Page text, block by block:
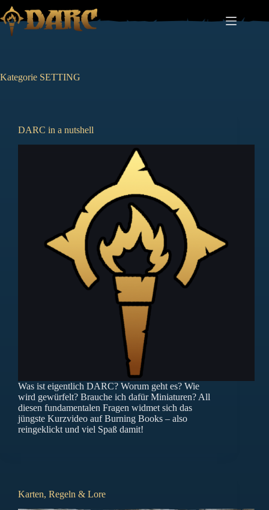
Zum
Inhalt
springen
Kategorie SETTING
DARC in a nutshell
Was ist eigentlich DARC? Worum geht es? Wie
wird gewürfelt? Brauche ich dafür Miniaturen? All
diesen fundamentalen Fragen widmet sich das
jüngste Kurzvideo auf Burning Books – also
reingeklickt und viel Spaß damit!
Karten, Regeln & Lore